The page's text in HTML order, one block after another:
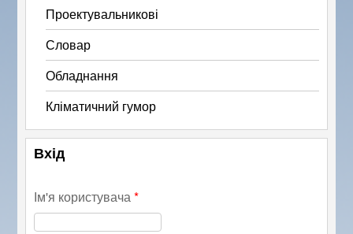
Проектувальникові
Словар
Обладнання
Кліматичний гумор
Вхід
Ім'я користувача*